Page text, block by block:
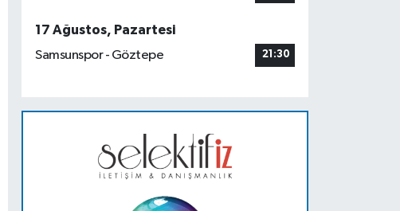
17 Ağustos, Pazartesi
Samsunspor - Göztepe
21:30